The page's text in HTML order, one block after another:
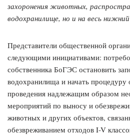
захоронения животных,
водохранилище, но и на весь
Представители общественной
следующими инициативами:
собственника БоГЭС остановить
водохранилища и начать
проведения надлежащим образом
мероприятий по выносу и
животных и других объектов,
обезвреживанием отходов I-V